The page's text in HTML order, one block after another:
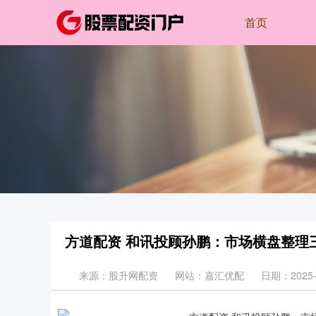
首页
方道配资 和讯投顾孙鹏：市场横盘整
来源：股升网配资 网站：嘉汇优配 日期：